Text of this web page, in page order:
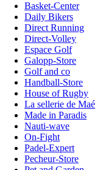
Basket-Center
Daily Bikers
Direct Running
Direct-Volley
Espace Golf
Galopp-Store
Golf and co
Handball-Store
House of Rugby
La sellerie de Maé
Made in Paradis
Nauti-wave
On-Fight
Padel-Expert
Pecheur-Store